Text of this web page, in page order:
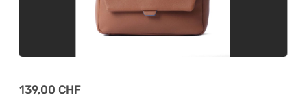
Regulärer Preis:
139,00 CHF